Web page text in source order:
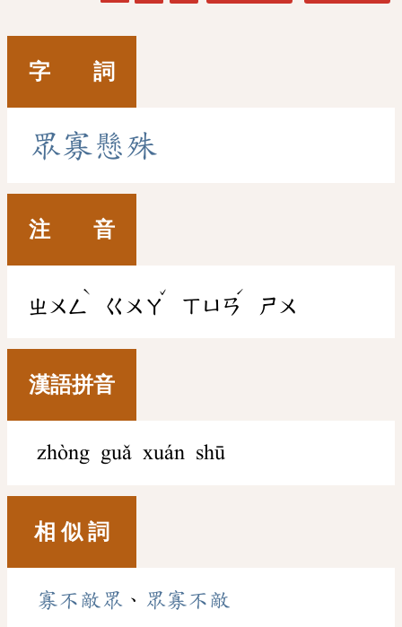
字 詞
眾寡懸殊
注 音
ㄓㄨㄥ
ˋ
ㄍㄨㄚ
ˇ
ㄒㄩㄢ
ˊ
ㄕㄨ
漢語拼音
zhòng guǎ xuán shū
相 似 詞
寡不敵眾 、 眾寡不敵